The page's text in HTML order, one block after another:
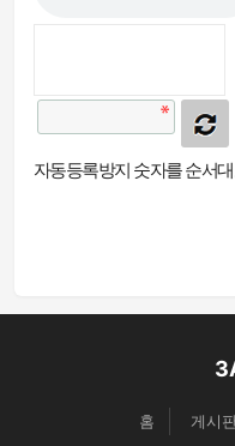
자동등록방지 숫자를 순서
홈 게시